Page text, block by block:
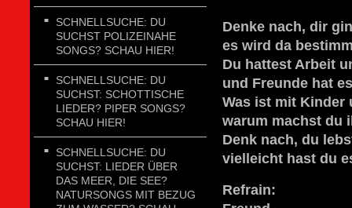
SCHNELLSUCHE: DU
SUCHST POLIZEINAHE
SONGS? SCHAU HIER!
SCHNELLSUCHE: DU
SUCHST: SCHOTTISCHE
LIEDER? PIPER SONGS?
SCHAU HIER!
SCHNELLSUCHE: DU
SUCHST: LIEDER ÜBER
DAS MEER, DIE SEE?
NATURSONGS MIT BEZUG
Denke nach, dir
es wird da
Du hattest Arbeit
und Freunde hat
Was ist mit Kinder
warum machst du
Denk nach, du
vielleicht hast du
Refrain: